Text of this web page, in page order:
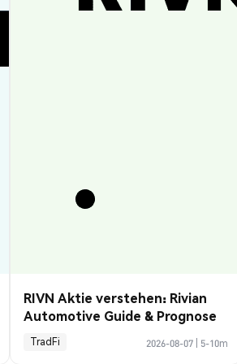
RIVN Aktie verstehen: Rivian
Automotive Guide & Prognose
TradFi 2026-08-07 5-10m